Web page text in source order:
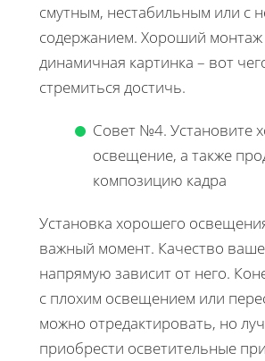
смутным, нестабильным или с
содержанием. Хороший монтаж
динамичная картинка – вот
стремиться достичь.
Совет №4. Установите
освещение, а также
композицию кадра
Установка хорошего
важный момент. Качество
напрямую зависит от него.
с плохим освещением или
можно отредактировать, но
приобрести осветительные